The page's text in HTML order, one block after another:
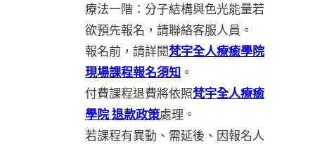
療法一階：分子結構與色光能量若
欲預先報名，請聯絡客服人員。
報名前，請詳閱梵宇全人療癒學院
現場課程報名須知 。
付費課程退費將依照梵宇全人療癒
學院 退款政策處理。
若課程有異動、需延後、因報名人